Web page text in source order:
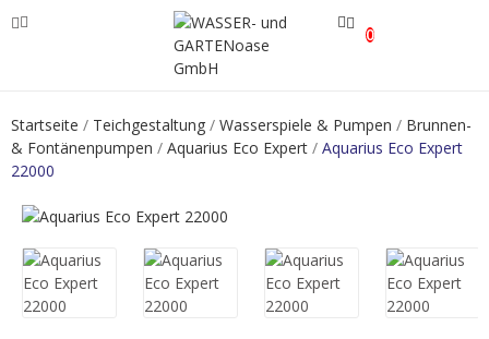
0
Startseite Teichgestaltung Wasserspiele & Pumpen
Brunnen-
& Fontänenpumpen
Aquarius Eco Expert
Aquarius Eco Expert
22000